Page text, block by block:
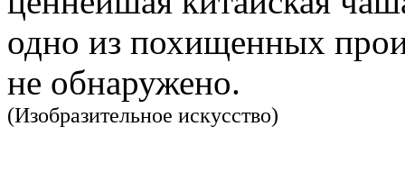
одно из похищенных
не обнаружено.
(Изобразительное искусство)